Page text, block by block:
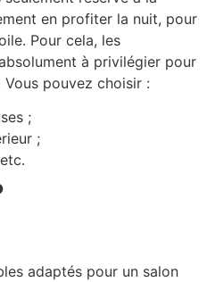
en profiter la nuit, pour
Pour cela, les
à privilégier pour
pouvez choisir :
;
;
adaptés pour un salon